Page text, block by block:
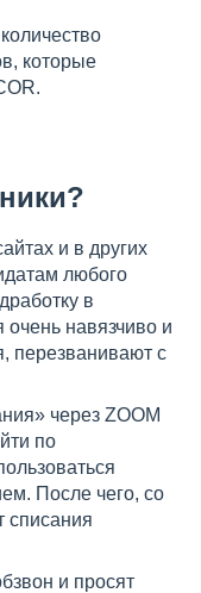
которые
и в других
любого
в
очень навязчиво и
перезванивают с
через ZOOM
по
После чего, со
списания
и просят